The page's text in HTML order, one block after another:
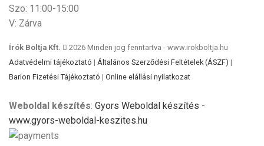
Szo: 11:00-15:00
V: Zárva
Írók Boltja Kft.
2026 Minden jog fenntartva - www.irokboltja.hu
Adatvédelmi tájékoztató | Általános Szerződési Feltételek (ÁSZF) |
Barion Fizetési Tájékoztató | Online elállási nyilatkozat
Weboldal készítés: Gyors Weboldal készítés -
www.gyors-weboldal-keszites.hu